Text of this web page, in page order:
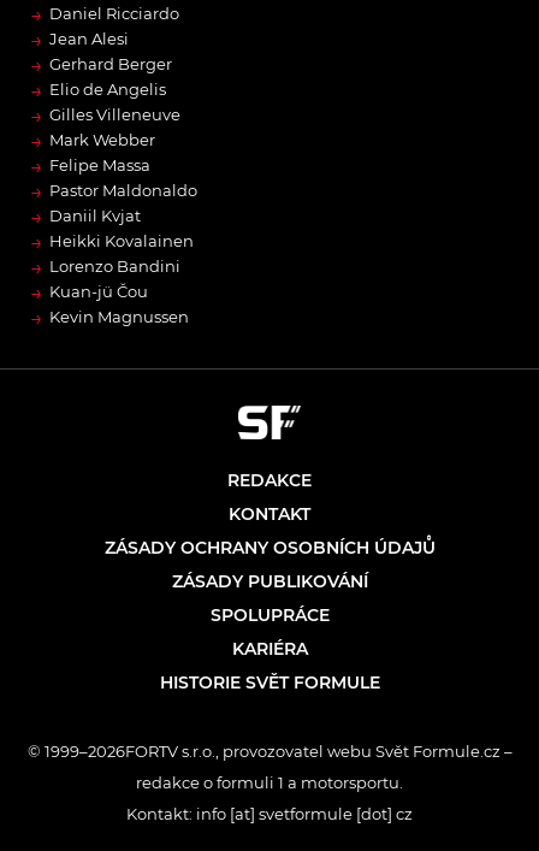
→ Daniel Ricciardo
→ Jean Alesi
→ Gerhard Berger
→ Elio de Angelis
→ Gilles Villeneuve
→ Mark Webber
→ Felipe Massa
→ Pastor Maldonaldo
→ Daniil Kvjat
→ Heikki Kovalainen
→ Lorenzo Bandini
→ Kuan-jü Čou
→ Kevin Magnussen
REDAKCE
KONTAKT
ZÁSADY OCHRANY OSOBNÍCH ÚDAJŮ
ZÁSADY PUBLIKOVÁNÍ
SPOLUPRÁCE
KARIÉRA
HISTORIE SVĚT FORMULE
© 1999–2026FORTV s.r.o., provozovatel webu Svět Formule.cz –
redakce o formuli 1 a motorsportu.
Kontakt: info [at] svetformule [dot] cz